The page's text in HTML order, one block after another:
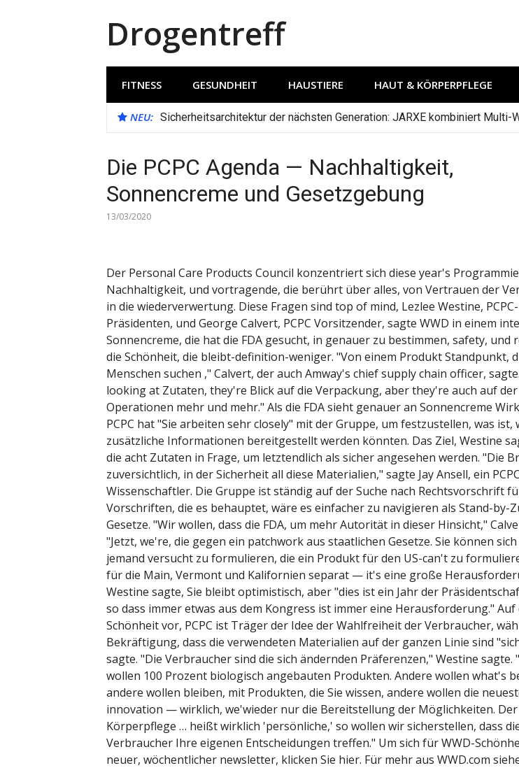
Drogentreff
FITNESS GESUNDHEIT HAUSTIERE HAUT & KÖRPERPFLEGE
NEU: Sicherheitsarchitektur der nächsten Generation: JARXE kombiniert
Die PCPC Agenda — Nachhaltigkeit,
Sonnencreme und Gesetzgebung
13/03/2020
Der Personal Care Products Council konzentriert sich diese year's
Nachhaltigkeit, und vortragende, die berührt über alles, von Vertrauen der
in die wiederverwertung. Diese Fragen sind top of mind, Lezlee Westine, PCPC-
Präsidenten, und George Calvert, PCPC Vorsitzender, sagte WWD in einem
Sonnencreme, die hat die FDA gesucht, in genauer zu bestimmen, safety, und
die Schönheit, die bleibt-definition-weniger. "Von einem Produkt Standpunkt,
Menschen suchen ," Calvert, der auch Amway's chief supply chain officer,
looking at Zutaten, they're Blick auf die Verpackung, aber they're auch auf der
Operationen mehr und mehr." Als die FDA sieht genauer an Sonnencreme
PCPC hat "Sie arbeiten sehr closely" mit der Gruppe, um festzustellen, was ist,
zusätzliche Informationen bereitgestellt werden könnten. Das Ziel, Westine
die acht Zutaten in Frage, um letztendlich als sicher angesehen werden. "Die
zuversichtlich, in der Sicherheit all diese Materialien," sagte Jay Ansell, ein PCPC
Wissenschaftler. Die Gruppe ist ständig auf der Suche nach Rechtsvorschrift
Vorschriften, die es behauptet, wäre es einfacher zu navigieren als Stand-by-
Gesetze. "Wir wollen, dass die FDA, um mehr Autorität in dieser Hinsicht,"
"Jetzt, we're, die gegen ein patchwork aus staatlichen Gesetze. Sie können
jemand versucht zu formulieren, die ein Produkt für den US-can't zu
für die Main, Vermont und Kalifornien separat — it's eine große
Westine sagte, Sie bleibt optimistisch, aber "dies ist ein Jahr der
so dass immer etwas aus dem Kongress ist immer eine Herausforderung."
Schönheit vor, PCPC ist Träger der Idee der Wahlfreiheit der Verbraucher,
Bekräftigung, dass die verwendeten Materialien auf der ganzen Linie sind
sagte. "Die Verbraucher sind die sich ändernden Präferenzen," Westine sagte.
wollen 100 Prozent biologisch angebauten Produkten. Andere wollen what's
andere wollen bleiben, mit Produkten, die Sie wissen, andere wollen die
innovation — wirklich, we'wieder nur die Bereitstellung der Möglichkeiten. Der
Körperpflege … heißt wirklich 'persönliche,' so wollen wir sicherstellen, dass
Verbraucher Ihre eigenen Entscheidungen treffen." Um sich für WWD-
neuer, wöchentlicher newsletter, klicken Sie hier. Für mehr aus WWD.com